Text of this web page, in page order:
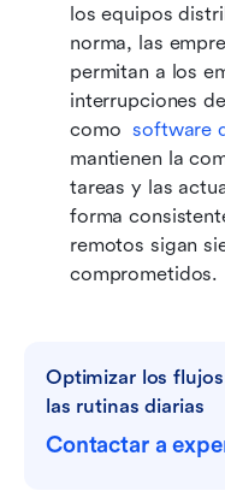
los equipos
norma, las
permitan a los
interrupciones
como software
mantienen la
tareas y las
forma
remotos sigan
comprometidos.
Optimizar los
las rutinas diarias
Contactar a